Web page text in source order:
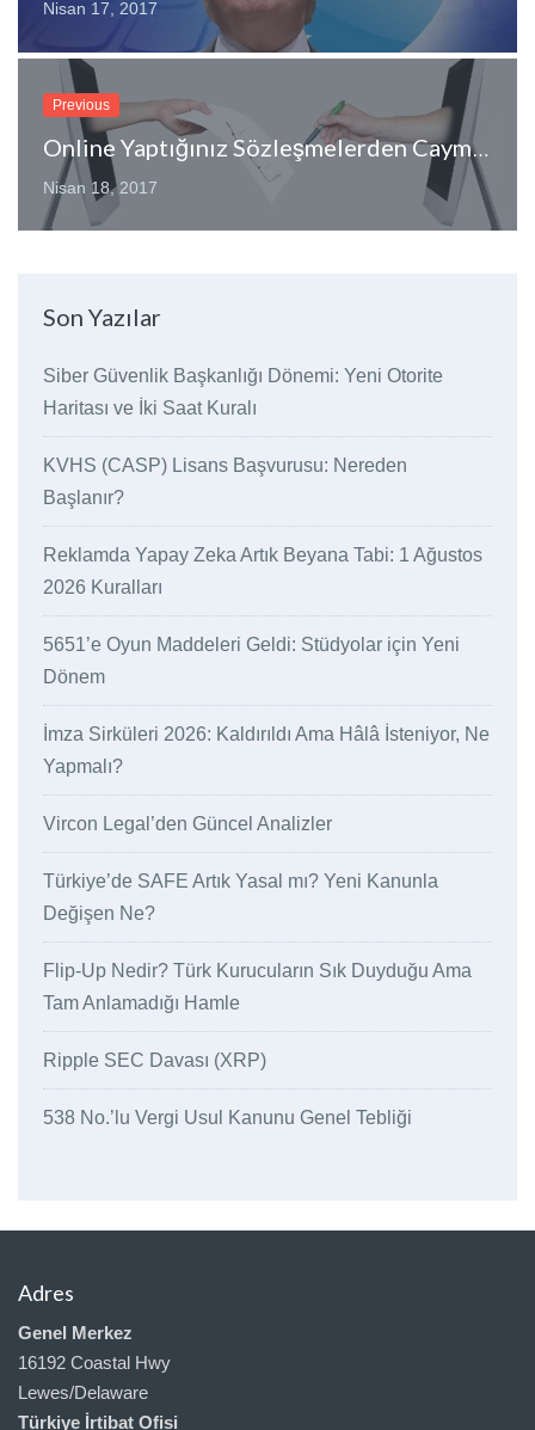
Nisan 17, 2017
Previous
Online Yaptığınız Sözleşmelerden Cayma Hakkınız Olduğunu Biliyor Musunuz?
Nisan 18, 2017
Son Yazılar
Siber Güvenlik Başkanlığı Dönemi: Yeni Otorite
Haritası ve İki Saat Kuralı
KVHS (CASP) Lisans Başvurusu: Nereden
Başlanır?
Reklamda Yapay Zeka Artık Beyana Tabi: 1 Ağustos
2026 Kuralları
5651’e Oyun Maddeleri Geldi: Stüdyolar için Yeni
Dönem
İmza Sirküleri 2026: Kaldırıldı Ama Hâlâ İsteniyor, Ne
Yapmalı?
Vircon Legal’den Güncel Analizler
Türkiye’de SAFE Artık Yasal mı? Yeni Kanunla
Değişen Ne?
Flip-Up Nedir? Türk Kurucuların Sık Duyduğu Ama
Tam Anlamadığı Hamle
Ripple SEC Davası (XRP)
538 No.’lu Vergi Usul Kanunu Genel Tebliği
Adres
Genel Merkez
16192 Coastal Hwy
Lewes/Delaware
Türkiye İrtibat Ofisi